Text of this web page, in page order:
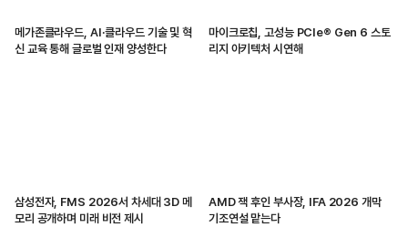
메가존클라우드, AI·클라우드 기술 및 혁
신 교육 통해 글로벌 인재 양성한다
마이크로칩, 고성능 PCIe® Gen 6 스토
리지 아키텍처 시연해
삼성전자, FMS 2026서 차세대 3D 메
모리 공개하며 미래 비전 제시
AMD 잭 후인 부사장, IFA 2026 개막
기조연설 맡는다